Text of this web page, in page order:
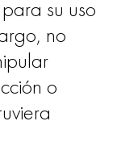
su uso
no
o